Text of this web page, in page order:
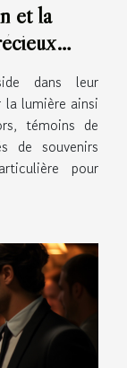
et la
dans leur
lumière ainsi
témoins de
de souvenirs
pour